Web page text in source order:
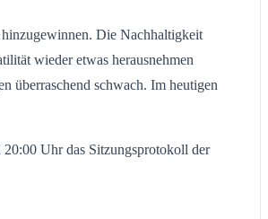
Die Nachhaltigkeit
wieder etwas herausnehmen
überraschend schwach. Im heutigen
Uhr das Sitzungsprotokoll der